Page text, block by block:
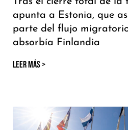
apunta a Estonia, que
parte del flujo
absorbía Finlandia
LEER MÁS >